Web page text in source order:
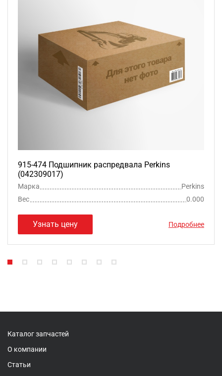
915-474 Подшипник распредвала Perkins
(042309017)
Марка
Perkins
Вес
0.000
Узнать цену Подробнее
Каталог запчастей
О компании
Статьи